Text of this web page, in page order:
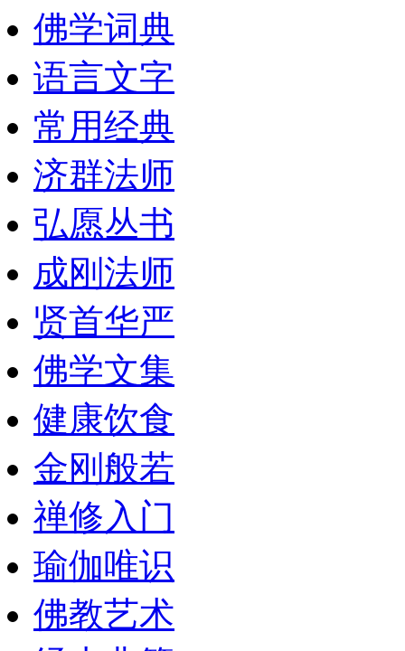
佛学词典
语言文字
常用经典
济群法师
弘愿丛书
成刚法师
贤首华严
佛学文集
健康饮食
金刚般若
禅修入门
瑜伽唯识
佛教艺术